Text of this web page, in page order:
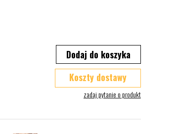
Dodaj do koszyka
Koszty dostawy